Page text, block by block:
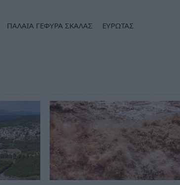
ΠΑΛΑΙΑ ΓΕΦΥΡΑ ΣΚΑΛΑΣ
ΕΥΡΩΤΑΣ